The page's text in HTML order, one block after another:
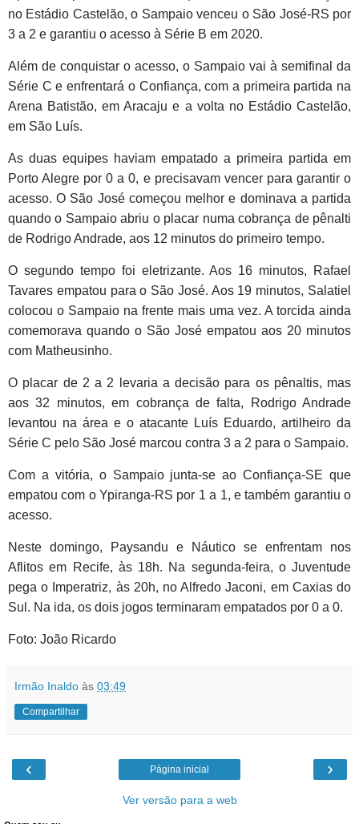
no Estádio Castelão, o Sampaio venceu o São José-RS por
3 a 2 e garantiu o acesso à Série B em 2020.
Além de conquistar o acesso, o Sampaio vai à semifinal da
Série C e enfrentará o Confiança, com a primeira partida na
Arena Batistão, em Aracaju e a volta no Estádio Castelão,
em São Luís.
As duas equipes haviam empatado a primeira partida em
Porto Alegre por 0 a 0, e precisavam vencer para garantir o
acesso. O São José começou melhor e dominava a partida
quando o Sampaio abriu o placar numa cobrança de pênalti
de Rodrigo Andrade, aos 12 minutos do primeiro tempo.
O segundo tempo foi eletrizante. Aos 16 minutos, Rafael
Tavares empatou para o São José. Aos 19 minutos, Salatiel
colocou o Sampaio na frente mais uma vez. A torcida ainda
comemorava quando o São José empatou aos 20 minutos
com Matheusinho.
O placar de 2 a 2 levaria a decisão para os pênaltis, mas
aos 32 minutos, em cobrança de falta, Rodrigo Andrade
levantou na área e o atacante Luís Eduardo, artilheiro da
Série C pelo São José marcou contra 3 a 2 para o Sampaio.
Com a vitória, o Sampaio junta-se ao Confiança-SE que
empatou com o Ypiranga-RS por 1 a 1, e também garantiu o
acesso.
Neste domingo, Paysandu e Náutico se enfrentam nos
Aflitos em Recife, às 18h. Na segunda-feira, o Juventude
pega o Imperatriz, às 20h, no Alfredo Jaconi, em Caxias do
Sul. Na ida, os dois jogos terminaram empatados por 0 a 0.
Foto: João Ricardo
Irmão Inaldo às 03:49
Compartilhar
‹ ›
Página inicial
Ver versão para a web